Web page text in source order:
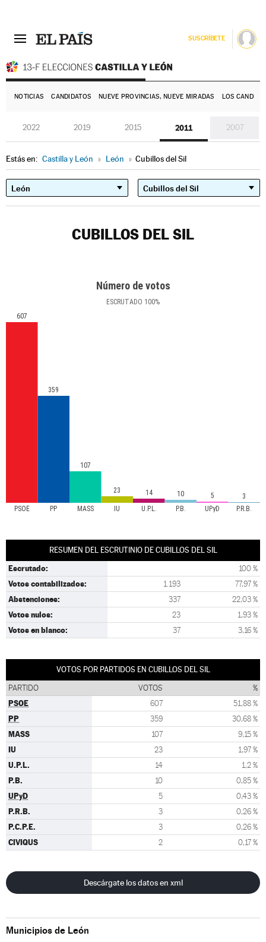
SUSCRÍBETE
NOTICIAS CANDIDATOS NUEVE PROVINCIAS, NUEVE MIRADAS LOS
2022 2019 2015 2011 2007
Estás en: Castilla y León » León » Cubillos del Sil
CUBILLOS DEL SIL
Número de votos
ESCRUTADO 100%
PSOE PP MASS IU U.P.L. P.B. UPyD P.R.B.
607
359
107
23 14 10 5 3
RESUMEN DEL ESCRUTINIO DE CUBILLOS DEL SIL
Escrutado: 100 %
Votos contabilizados: 1.193 77,97 %
Abstenciones: 337 22,03 %
Votos nulos: 23 1,93 %
Votos en blanco: 37 3,16 %
VOTOS POR PARTIDOS EN CUBILLOS DEL SIL
PARTIDO VOTOS %
PSOE 607 51,88 %
PP 359 30,68 %
MASS 107 9,15 %
IU 23 1,97 %
U.P.L. 14 1,2 %
P.B. 10 0,85 %
UPyD 5 0,43 %
P.R.B. 3 0,26 %
P.C.P.E. 3 0,26 %
CIVIQUS 2 0,17 %
Descárgate los datos en xml
Municipios de León